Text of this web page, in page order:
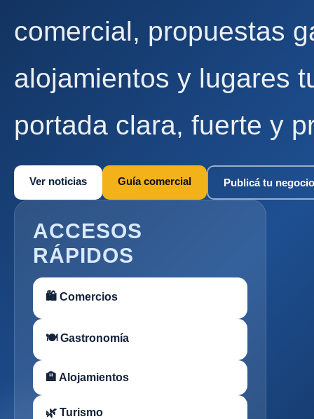
comercial, propuestas
alojamientos y lugares
portada clara, fuerte y
Ver noticias Guía comercial Publicá tu negocio
ACCESOS
RÁPIDOS
🛍 Comercios
🍽 Gastronomía
🏨 Alojamientos
🌿 Turismo